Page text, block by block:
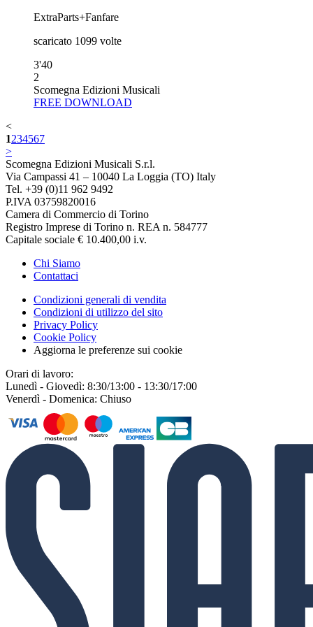
ExtraParts+Fanfare
scaricato 1099 volte
3'40
2
Scomegna Edizioni Musicali
FREE DOWNLOAD
<
1234567
>
Scomegna Edizioni Musicali S.r.l.
Via Campassi 41 – 10040 La Loggia (TO) Italy
Tel. +39 (0)11 962 9492
P.IVA 03759820016
Camera di Commercio di Torino
Registro Imprese di Torino n. REA n. 584777
Capitale sociale € 10.400,00 i.v.
Chi Siamo
Contattaci
Condizioni generali di vendita
Condizioni di utilizzo del sito
Privacy Policy
Cookie Policy
Aggiorna le preferenze sui cookie
Orari di lavoro:
Lunedì - Giovedì: 8:30/13:00 - 13:30/17:00
Venerdì - Domenica: Chiuso